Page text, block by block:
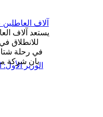
الوزير
آلاف
يستعد آلاف
للانطلاق
في رحلة
بان شركة